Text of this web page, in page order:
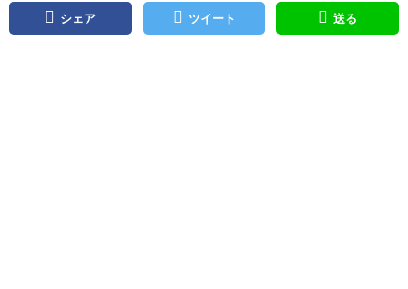
シェア ツイート 送る